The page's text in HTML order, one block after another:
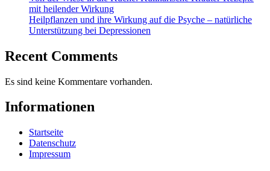
mit heilender Wirkung
Heilpflanzen und ihre Wirkung auf die Psyche – natürliche
Unterstützung bei Depressionen
Recent Comments
Es sind keine Kommentare vorhanden.
Informationen
Startseite
Datenschutz
Impressum